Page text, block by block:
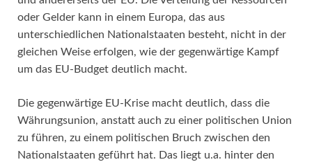
oder Gelder kann in einem Europa, das aus
unterschiedlichen Nationalstaaten besteht, nicht in der
gleichen Weise erfolgen, wie der gegenwärtige Kampf
um das EU-Budget deutlich macht.
Die gegenwärtige EU-Krise macht deutlich, dass die
Währungsunion, anstatt auch zu einer politischen Union
zu führen, zu einem politischen Bruch zwischen den
Nationalstaaten geführt hat. Das liegt u.a. hinter den